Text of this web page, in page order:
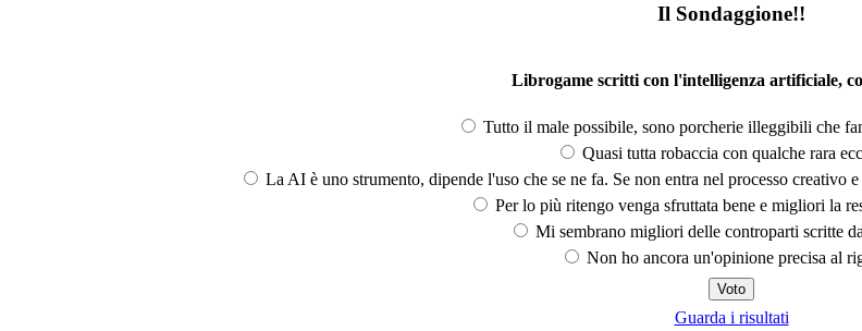
Il Sondaggione!!
Librogame scritti con l'intelligenza artificiale,
Tutto il male possibile, sono porcherie illeggibili che
Quasi tutta robaccia con qualche rara
La AI è uno strumento, dipende l'uso che se ne fa. Se non entra nel processo creativo
Per lo più ritengo venga sfruttata bene e migliori la
Mi sembrano migliori delle controparti scritte
Non ho ancora un'opinione precisa al
Guarda i risultati